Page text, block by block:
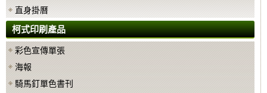
直身掛曆
柯式印刷產品
彩色宣傳單張
海報
騎馬釘單色書刊